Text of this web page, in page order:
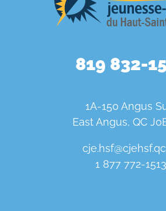
819 832-
1A-150 Angus
East Angus, QC
1 877 772-1513